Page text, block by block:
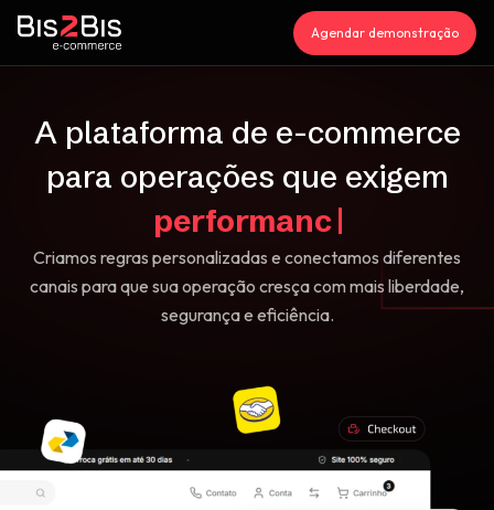
Agendar demonstração
A plataforma de e-commerce
para operações que exigem
e
Criamos regras personalizadas e conectamos diferentes
canais para que sua operação cresça com mais liberdade,
segurança e eficiência.